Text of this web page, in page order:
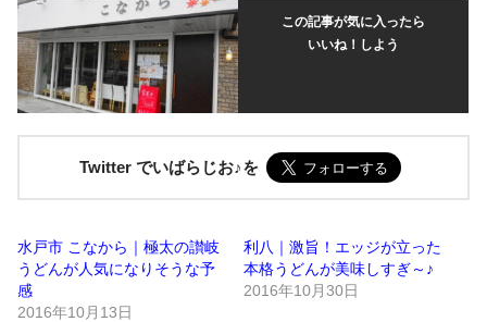
この記事が気に入ったら
いいね！しよう
Twitter でいばらじお♪を
水戸市 こなから｜極太の讃岐
うどんが人気になりそうな予
感
2016年10月13日
利八｜激旨！エッジが立った
本格うどんが美味しすぎ～♪
2016年10月30日